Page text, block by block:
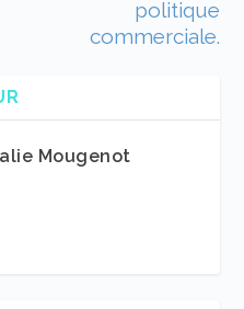
politique
commerciale.
Mougenot